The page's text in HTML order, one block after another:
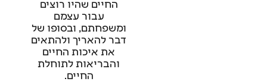
החיים שהיו רוצים
עבור עצמם
ומשפחתם, ובסופו של
דבר להאריך ולהתאים
את איכות החיים
והבריאות לתוחלת
החיים.